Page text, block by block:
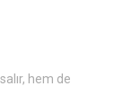
hem de